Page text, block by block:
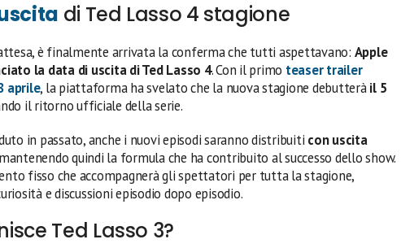
di Ted Lasso 4 stagione
è finalmente arrivata la conferma che tutti aspettavano: Apple
la data di uscita di Ted Lasso 4. Con il primo teaser trailer
aprile, la piattaforma ha svelato che la nuova stagione debutteràil 5
il ritorno ufficiale della serie.
in passato, anche i nuovi episodi saranno distribuiti con uscita
quindi la formula che ha contribuito al successo dello show.
fisso che accompagnerà gli spettatori per tutta la stagione,
e discussioni episodio dopo episodio.
Ted Lasso 3?